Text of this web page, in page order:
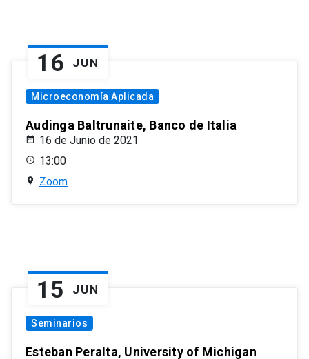
16 JUN
Microeconomía Aplicada
Audinga Baltrunaite, Banco de Italia
16 de Junio de 2021
13:00
Zoom
15 JUN
Seminarios
Esteban Peralta, University of Michigan